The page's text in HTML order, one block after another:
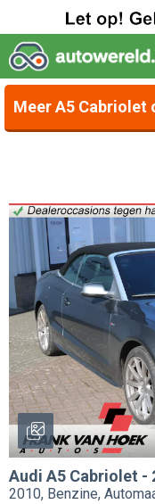
Meer A5 Cabriolet
Audi A5 Cabriolet -
2010, Benzine,